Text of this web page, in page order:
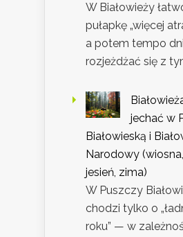
W Białowieży
pułapkę „więcej
a potem tempo
rozjeżdżać się z
jechać w
Białowieską i
Narodowy
jesień, zima)
W Puszczy
chodzi tylko o
roku” — w